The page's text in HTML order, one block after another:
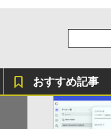
おすすめ記事